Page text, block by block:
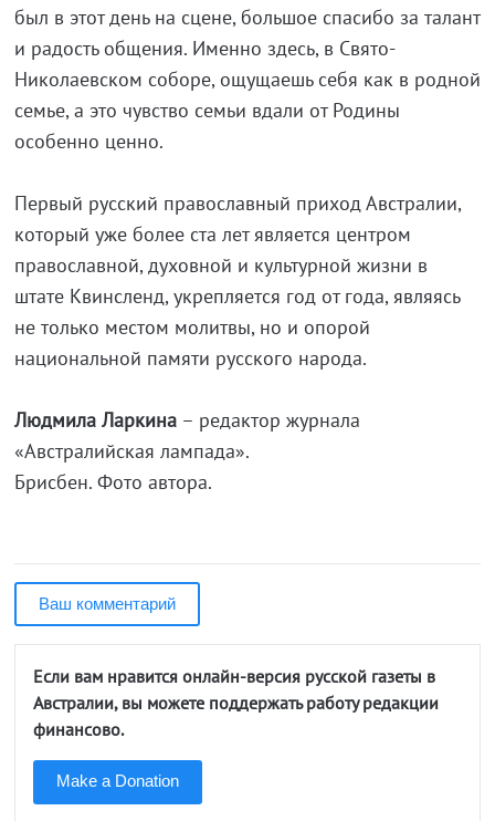
был в этот день на сцене, большое спасибо за талант
и радость общения. Именно здесь, в Свято-
Николаевском соборе, ощущаешь себя как в родной
семье, а это чувство семьи вдали от Родины
особенно ценно.
Первый русский православный приход Австралии,
который уже более ста лет является центром
православной, духовной и культурной жизни в
штате Квинсленд, укрепляется год от года, являясь
не только местом молитвы, но и опорой
национальной памяти русского народа.
Людмила Ларкина– редактор журнала
«Австралийская лампада».
Брисбен. Фото автора.
Ваш комментарий
Если вам нравится онлайн-версия русской газеты в
Австралии, вы можете поддержать работу редакции
финансово.
Make a Donation